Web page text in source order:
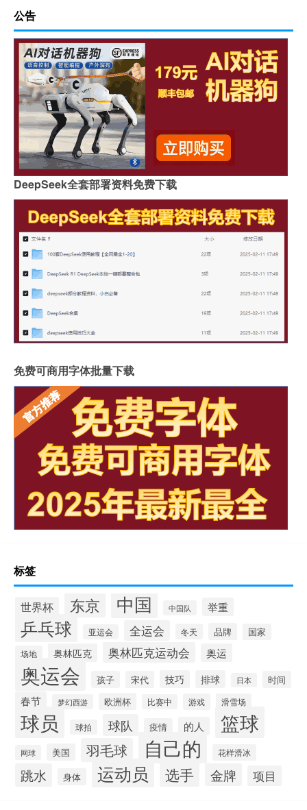
公告
DeepSeek全套部署资料免费下载
免费可商用字体批量下载
标签
世界杯 东京 中国 中国队 举重
乒乓球 亚运会 全运会 冬天 品牌 国家
场地 奥林匹克 奥林匹克运动会 奥运
奥运会 孩子 宋代 技巧 排球 日本 时间
春节 梦幻西游 欧洲杯 比赛中 游戏 滑雪场
球员 球拍 球队 疫情 的人 篮球
网球 美国 羽毛球 自己的 花样滑冰
跳水 身体 运动员 选手 金牌 项目